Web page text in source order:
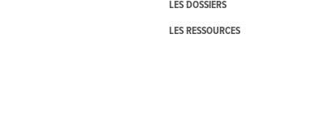
LES DOSSIERS
LES RESSOURCES